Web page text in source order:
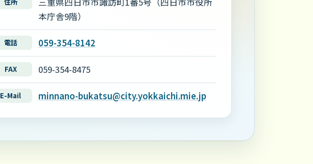
本庁舎9階）
電話 059-354-8142
FAX 059-354-8475
E-Mail minnano-bukatsu@city.yokkaichi.mie.jp